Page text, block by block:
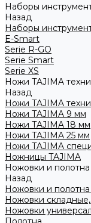
Наборы
Назад
Наборы
E-Smart
Serie R-GO
Serie Smart
Serie XS
Ножи TAJIMA
Назад
Ножи TAJIMA
Ножи TAJIMA 9 мм
Ножи TAJIMA 18 мм
Ножи TAJIMA 25 мм
Ножи TAJIMA
Ножницы TAJIMA
Ножовки и
Назад
Ножовки и
Ножовки
Ножовки